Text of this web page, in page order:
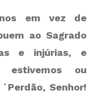
em vez de
ao Sagrado
e injúrias, e
estivemos ou
Senhor!